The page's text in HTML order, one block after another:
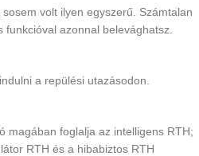
volt ilyen egyszerű. Számtalan
azonnal belevághatsz.
a repülési utazásodon.
magában foglalja az intelligens RTH;
RTH és a hibabiztos RTH